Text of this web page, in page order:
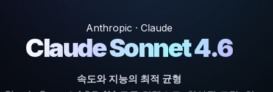
Anthropic · Claude
Claude Sonnet 4.6
속도와 지능의 최적 균형